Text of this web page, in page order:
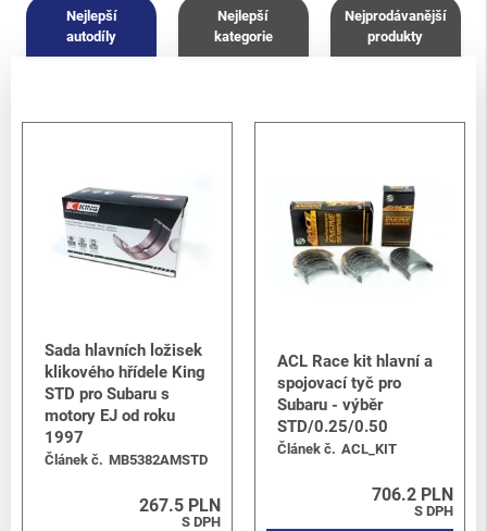
Nejlepší
autodíly
Nejlepší
kategorie
Nejprodávanější
produkty
Sada hlavních ložisek
klikového hřídele King
STD pro Subaru s
motory EJ od roku
1997
Článek č. MB5382AMSTD
267.5 PLN
S DPH
ACL Race kit hlavní a
spojovací tyč pro
Subaru - výběr
STD/0.25/0.50
Článek č. ACL_KIT
706.2 PLN
S DPH